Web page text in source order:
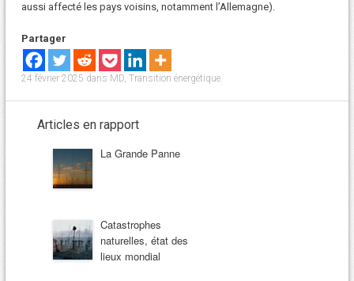
aussi affecté les pays voisins, notamment l’Allemagne).
Partager
24 février 2025 dans MD, Transition énergétique.
Articles en rapport
La Grande Panne
Catastrophes
naturelles, état des
lieux mondial